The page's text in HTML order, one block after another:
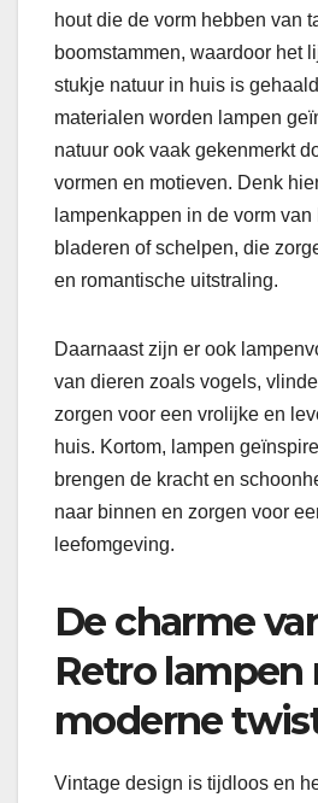
hout die de vorm hebben van
boomstammen, waardoor het
stukje natuur in huis is
materialen worden lampen
natuur ook vaak gekenmerkt
vormen en motieven. Denk
lampenkappen in de vorm
bladeren of schelpen, die
en romantische uitstraling.
Daarnaast zijn er ook
van dieren zoals vogels,
zorgen voor een vrolijke en
huis. Kortom, lampen
brengen de kracht en
naar binnen en zorgen voor
leefomgeving.
De charme
Retro lampen
moderne
Vintage design is tijdloos en